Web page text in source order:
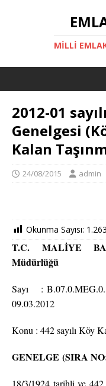
MILLI
2012-01
Genelgesi
Kalan
24/08/2015 admin
Okunma Sayısı: 1.263
T.C.MALİYE
Müdürlüğü
Sayı :
09.03.2012
Konu : 442 sayılı Köy
GENELGE (SIRA
18/3/1924 tarihli ve